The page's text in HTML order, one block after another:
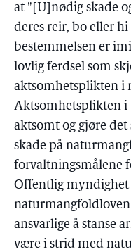
at "[U]nødig skade
deres reir, bo eller
bestemmelsen er
lovlig ferdsel som
aktsomhetsplikten i
Aktsomhetsplikten i
aktsomt og gjøre
skade på
forvaltningsmålene
Offentlig myndighet
naturmangfoldloven
ansvarlige å stanse
være i strid med